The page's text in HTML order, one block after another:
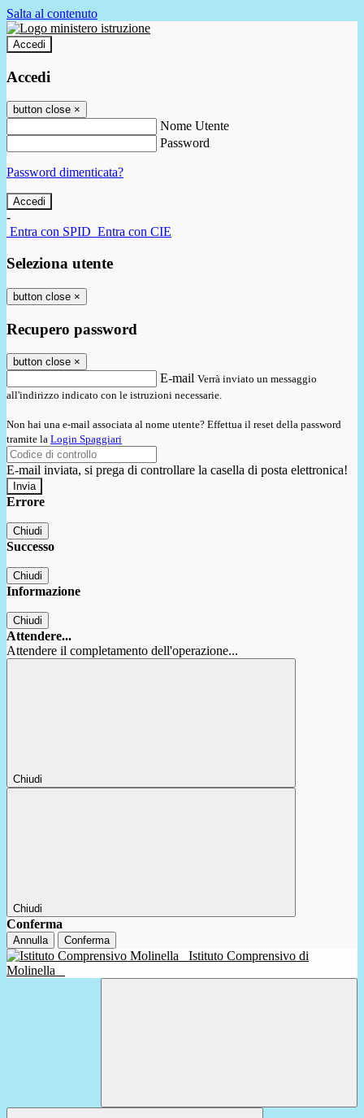
Salta al contenuto
Accedi
Accedi
button close ×
Nome Utente
Password
Password dimenticata?
-
Entra con SPID Entra con CIE
Seleziona utente
button close ×
Recupero password
button close ×
E-mail Verrà inviato un messaggio
all'indirizzo indicato con le istruzioni necessarie.
Non hai una e-mail associata al nome utente? Effettua il reset della password
tramite la Login Spaggiari
E-mail inviata, si prega di controllare la casella di posta elettronica!
Errore
Chiudi
Successo
Chiudi
Informazione
Chiudi
Attendere...
Attendere il completamento dell'operazione...
Chiudi
Chiudi
Conferma
Annulla Conferma
Istituto Comprensivo di
Molinella